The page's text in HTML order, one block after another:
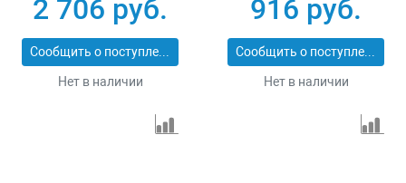
2 706 руб.
Сообщить о поступлении
Нет в наличии
Professional 73128
916 руб.
Сообщить о поступлении
Нет в наличии